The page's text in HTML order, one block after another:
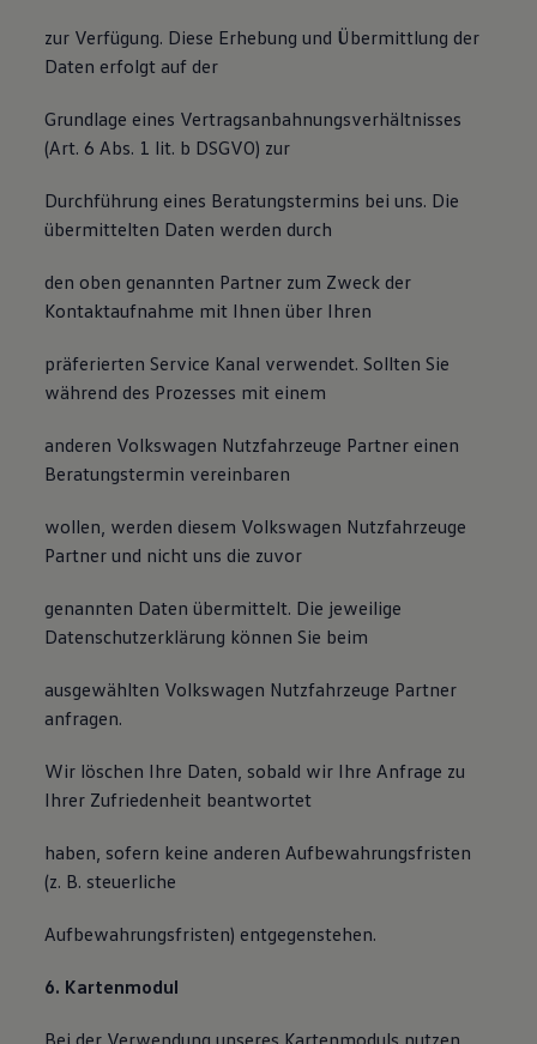
zur Verfügung. Diese Erhebung und Übermittlung der
Daten erfolgt auf der
Grundlage eines Vertragsanbahnungsverhältnisses
(Art. 6 Abs. 1 lit. b DSGVO) zur
Durchführung eines Beratungstermins bei uns. Die
übermittelten Daten werden durch
den oben genannten Partner zum Zweck der
Kontaktaufnahme mit Ihnen über Ihren
präferierten Service Kanal verwendet. Sollten Sie
während des Prozesses mit einem
anderen Volkswagen Nutzfahrzeuge Partner einen
Beratungstermin vereinbaren
wollen, werden diesem Volkswagen Nutzfahrzeuge
Partner und nicht uns die zuvor
genannten Daten übermittelt. Die jeweilige
Datenschutzerklärung können Sie beim
ausgewählten Volkswagen Nutzfahrzeuge Partner
anfragen.
Wir löschen Ihre Daten, sobald wir Ihre Anfrage zu
Ihrer Zufriedenheit beantwortet
haben, sofern keine anderen Aufbewahrungsfristen
(z. B. steuerliche
Aufbewahrungsfristen) entgegenstehen.
6. Kartenmodul
Bei der Verwendung unseres Kartenmoduls nutzen